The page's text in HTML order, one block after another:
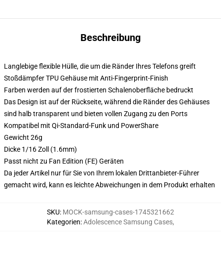
Beschreibung
Langlebige flexible Hülle, die um die Ränder Ihres Telefons greift
Stoßdämpfer TPU Gehäuse mit Anti-Fingerprint-Finish
Farben werden auf der frostierten Schalenoberfläche bedruckt
Das Design ist auf der Rückseite, während die Ränder des Gehäuses
sind halb transparent und bieten vollen Zugang zu den Ports
Kompatibel mit Qi-Standard-Funk und PowerShare
Gewicht 26g
Dicke 1/16 Zoll (1.6mm)
Passt nicht zu Fan Edition (FE) Geräten
Da jeder Artikel nur für Sie von Ihrem lokalen Drittanbieter-Führer
gemacht wird, kann es leichte Abweichungen in dem Produkt erhalten
SKU: MOCK-samsung-cases-1745321662
Kategorien:Adolescence Samsung Cases,